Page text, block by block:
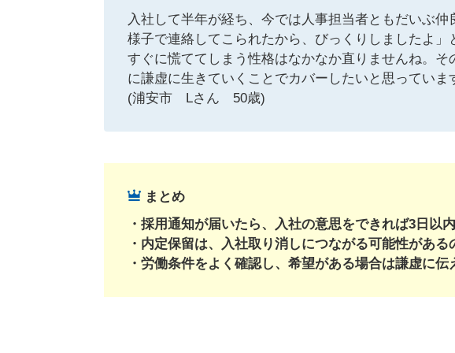
入社して半年が経ち、今では人事担当者ともだいぶ
様子で連絡してこられたから、びっくりしましたよ」
すぐに慌ててしまう性格はなかなか直りませんね。
に謙虚に生きていくことでカバーしたいと思っていま
(浦安市 Lさん 50歳)
まとめ
採用通知が届いたら、入社の意思をできれば3日以内
内定保留は、入社取り消しにつながる可能性がある
労働条件をよく確認し、希望がある場合は謙虚に伝